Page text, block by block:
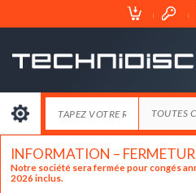
Mon
INFORMATION –
Notre société sera fermée pour congés
2026 inclus.